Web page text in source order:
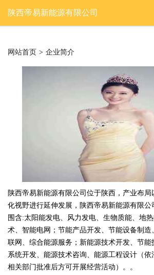
陕西帝易新能源有限公司
网站首页 > 企业简介
陕西帝易新能源有限公司位于陕西，产业布
化视野进行延伸发展，陕西帝易新能源有限公
围含:太阳能发电、风力发电、生物质能、地
术、智能电网；节能产品开发、节能设备制造
联网、综合能源服务；新能源技术开发、节能
系统开发、能源技术咨询、能源工程设计（
相关部门批准后方可开展经营活动）。。